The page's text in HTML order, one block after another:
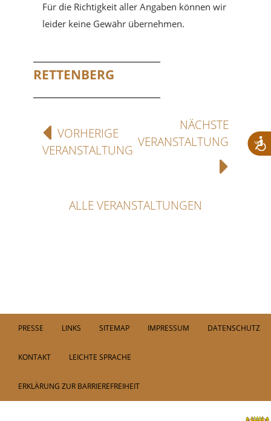
Für die Richtigkeit aller Angaben können wir
leider keine Gewähr übernehmen.
RETTENBERG
VORHERIGE
VERANSTALTUNG
NÄCHSTE
VERANSTALTUNG
ALLE VERANSTALTUNGEN
PRESSE LINKS SITEMAP IMPRESSUM DATENSCHUTZ
KONTAKT LEICHTE SPRACHE
ERKLÄRUNG ZUR BARRIEREFREIHEIT